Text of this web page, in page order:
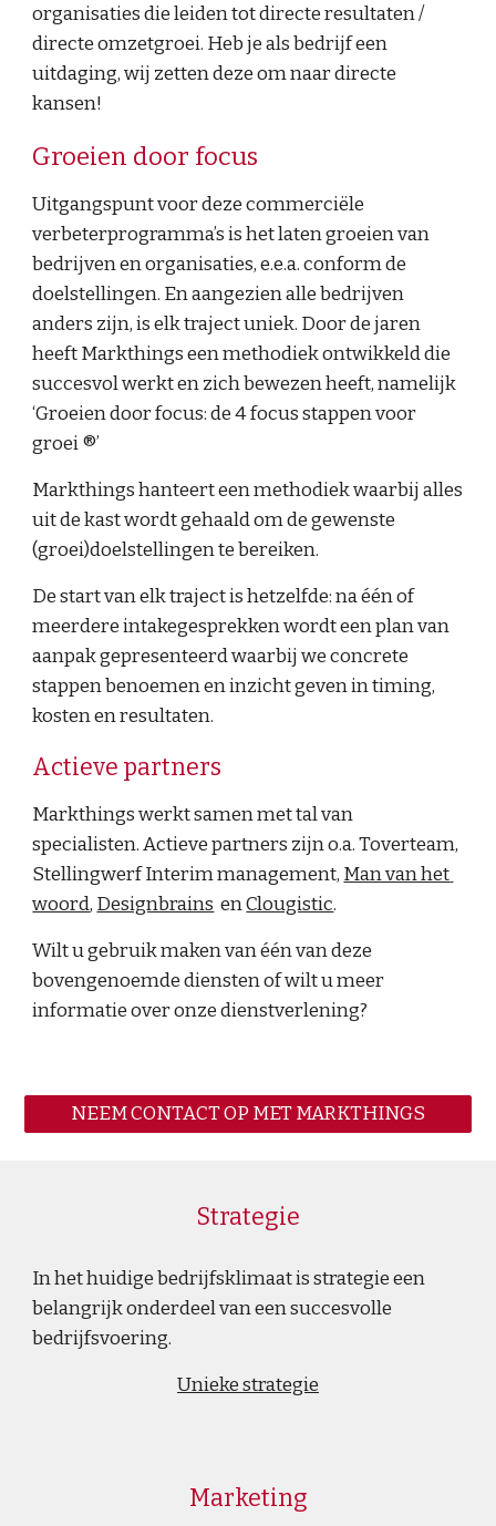
organisaties die leiden tot directe resultaten /
directe omzetgroei. Heb je
uitdaging, wij zetten deze om naar directe
kansen!
Groeien door focus
Uitgangspunt voor deze commerciële
verbeterprogramma’s is het laten groeien van
bedrijven en organisaties, e.e.a. conform de
doelstellingen. En aangezien alle bedrijven
anders zijn, is elk traject uniek. Door de jaren
heeft Markthings een methodiek ontwikkeld die
succesvol werkt en zich bewezen heeft, namelijk
‘Groeien door focus: de 4 focus stappen voor
groei ®’
Markthings hanteert een methodiek waarbij alles
uit de kast wordt gehaald om de gewenste
(groei)doelstellingen te bereiken.
De start van elk traject is hetzelfde: na één of
meerdere intakegesprekken wordt een plan van
aanpak gepresenteerd waarbij we concrete
stappen benoemen en inzicht geven in timing,
kosten en resultaten.
Actieve partners
Markthings werkt samen met tal van
specialisten. Actieve partners zijn o.a. Toverteam,
Stellingwerf Interim management, Man van het
woord, Designbrains en Clougistic.
Wilt u gebruik maken van één van deze
bovengenoemde diensten of wilt u meer
informatie over onze dienstverlening?
NEEM CONTACT OP MET MARKTHINGS
Strategie
In het huidige bedrijfsklimaat is strategie een
belangrijk onderdeel van een succesvolle
bedrijfsvoering.
Unieke strategie
Marketing